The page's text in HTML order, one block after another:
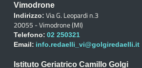
Vimodrone
Indirizzo: Via G. Leopardi n.3
20055 - Vimodrone (MI)
Telefono: 02 250321
Email: info.redaelli_vi@golgiredaelli.it
Istituto Geriatrico Camillo Golgi